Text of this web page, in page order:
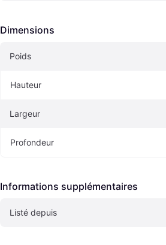
Dimensions
Poids
Hauteur
Largeur
Profondeur
Informations supplémentaires
Listé depuis